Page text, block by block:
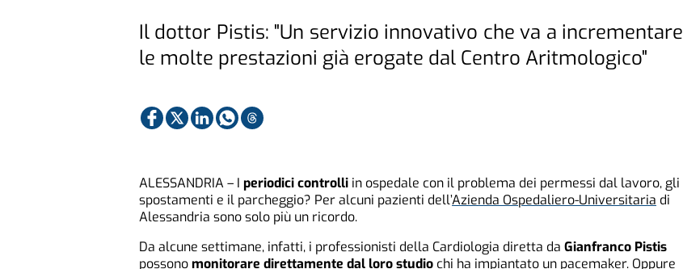
Il dottor Pistis: "Un servizio innovativo che va a incrementare
le molte prestazioni già erogate dal Centro Aritmologico"
ALESSANDRIA – I periodici controlli in ospedale con il problema dei permessi dal lavoro, gli
spostamenti e il parcheggio? Per alcuni pazienti dell’Azienda Ospedaliero-Universitaria di
Alessandria sono solo più un ricordo.
Da alcune settimane, infatti, i professionisti della Cardiologia diretta da Gianfranco Pistis
possonomonitorare direttamente dal loro studio chi ha impiantato un pacemaker. Oppure